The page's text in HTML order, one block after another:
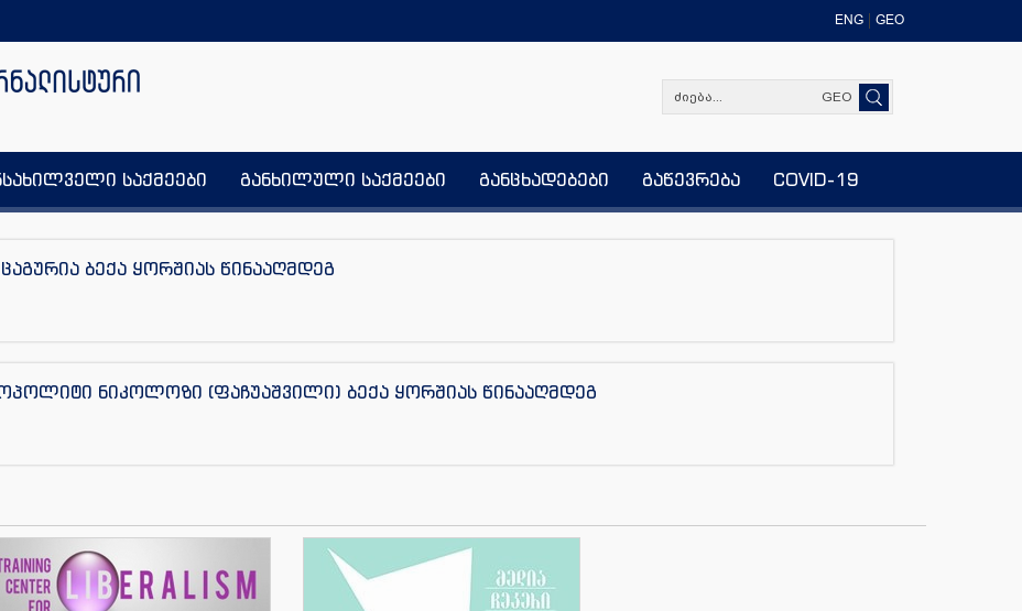
ENG GEO
GEO
საქმეები განხილული საქმეები განცხადებები გაწევრება COVID-19
ბექა ყორშიას წინააღმდეგ
ნიკოლოზი (ფაჩუაშვილი) ბექა ყორშიას წინააღმდეგ